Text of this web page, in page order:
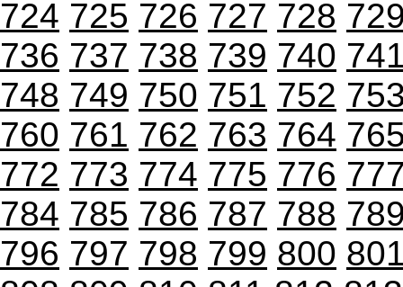
724 725 726 727 728
736 737 738 739 740
748 749 750 751 752
760 761 762 763 764
772 773 774 775 776
784 785 786 787 788
796 797 798 799 800